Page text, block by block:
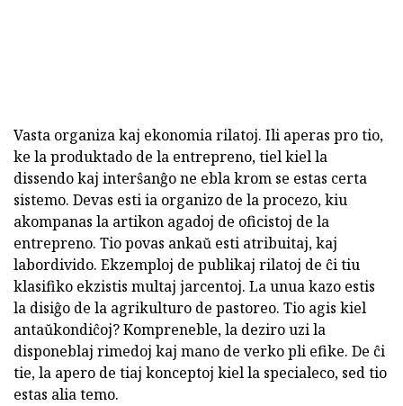
Vasta organiza kaj ekonomia rilatoj. Ili aperas pro tio,
ke la produktado de la entrepreno, tiel kiel la
dissendo kaj interŝanĝo ne ebla krom se estas certa
sistemo. Devas esti ia organizo de la procezo, kiu
akompanas la artikon agadoj de oficistoj de la
entrepreno. Tio povas ankaŭ esti atribuitaj, kaj
labordivido. Ekzemploj de publikaj rilatoj de ĉi tiu
klasifiko ekzistis multaj jarcentoj. La unua kazo estis
la disiĝo de la agrikulturo de pastoreo. Tio agis kiel
antaŭkondiĉoj? Kompreneble, la deziro uzi la
disponeblaj rimedoj kaj mano de verko pli efike. De ĉi
tie, la apero de tiaj konceptoj kiel la specialeco, sed tio
estas alia temo.